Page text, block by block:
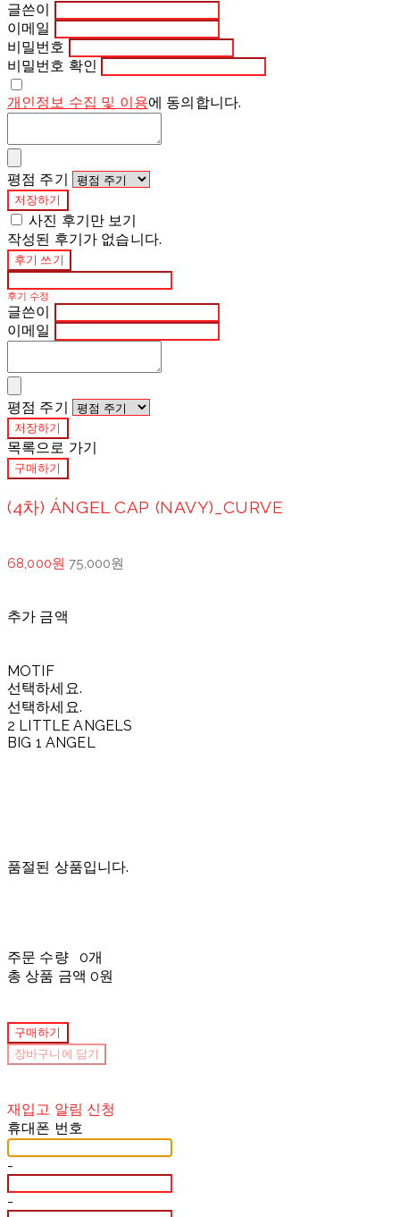
글쓴이
이메일
비밀번호
비밀번호 확인
개인정보 수집 및 이용에 동의합니다.
평점 주기
저장하기
사진 후기만 보기
작성된 후기가 없습니다.
후기 쓰기
후기 수정
글쓴이
이메일
평점 주기
저장하기
목록으로 가기
구매하기
(4차) ÁNGEL CAP (NAVY)_CURVE
68,000원75,000원
추가 금액
MOTIF
선택하세요.
선택하세요.
2 LITTLE ANGELS
BIG 1 ANGEL
품절된 상품입니다.
주문 수량
0개
총 상품 금액 0원
구매하기
장바구니에 담기
재입고 알림 신청
휴대폰 번호
-
-